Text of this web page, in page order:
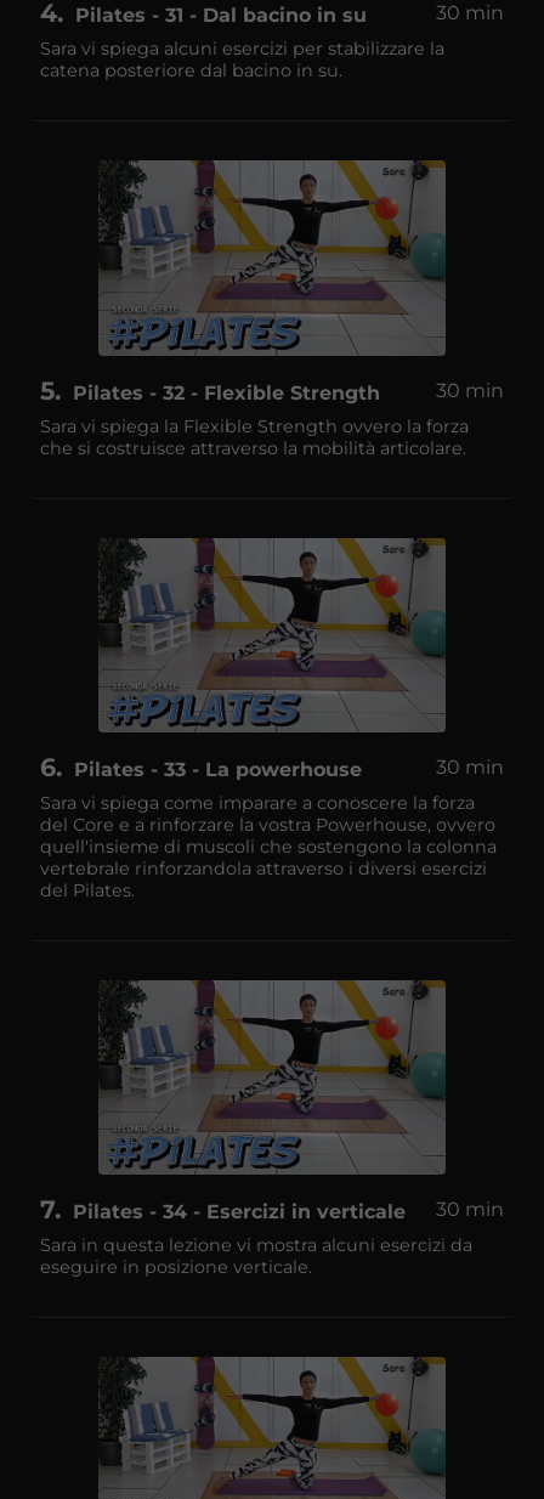
4 Pilates - 31 - Dal bacino in su 30 min
Sara vi spiega alcuni esercizi per stabilizzare la
catena posteriore dal bacino in su.
5 Pilates - 32 - Flexible Strength 30 min
Sara vi spiega la Flexible Strength ovvero la forza
che si costruisce attraverso la mobilità articolare.
6 Pilates - 33 - La powerhouse 30 min
Sara vi spiega come imparare a conoscere la forza
del Core e a rinforzare la vostra Powerhouse, ovvero
quell'insieme di muscoli che sostengono la colonna
vertebrale rinforzandola attraverso i diversi esercizi
del Pilates.
7 Pilates - 34 - Esercizi in verticale 30 min
Sara in questa lezione vi mostra alcuni esercizi da
eseguire in posizione verticale.